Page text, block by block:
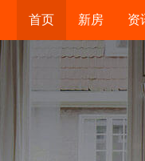
首页 新房 资